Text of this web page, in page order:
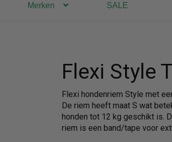
Vul hem met
Merken SALE
Flexi Style
Flexi hondenriem Style met
De riem heeft maat S wat
honden tot 12 kg geschikt is.
riem is een band/tape voor